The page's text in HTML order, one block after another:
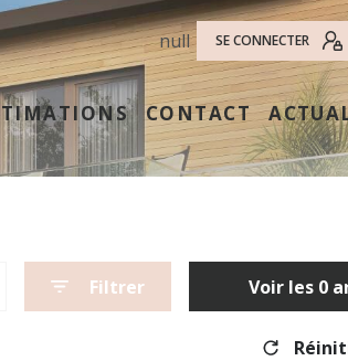
null SE CONNECTER
CONTACT
Filtrer Voir les 0